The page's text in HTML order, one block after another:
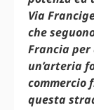
Via
che
Francia per
un’arteria
commercio
questa